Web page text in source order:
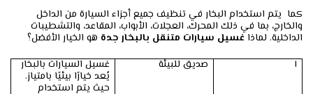
كما يتم استخدام البخار في تنظيف جميع أجزاء السيارة من الداخل
والخارج، بما في ذلك المحرك، العجلات، الأبواب، المقاعد، والتشطيبات
الداخلية. لماذا غسيل سيارات متنقل بالبخار جدة هو الخيار الأفضل؟
١
صديق للبيئة غسيل السيارات بالبخار
يُعد خيارًا بيئيًا بامتياز.
حيث يتم استخدام